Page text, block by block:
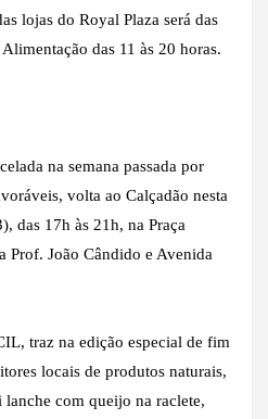
lojas do Royal Plaza será das
das 11 às 20 horas.
na semana passada por
volta ao Calçadão nesta
das 17h às 21h, na Praça
Prof. João Cândido e Avenida
traz na edição especial de fim
locais de produtos naturais,
com queijo na raclete,